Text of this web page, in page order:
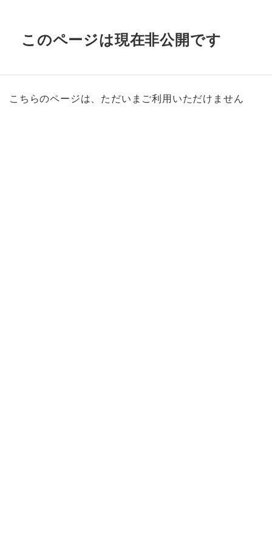
このページは現在非公開です
こちらのページは、ただいまご利用いただけません